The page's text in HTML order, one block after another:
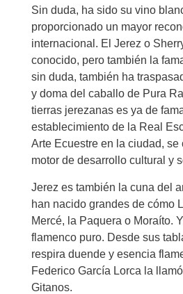
Sin duda, ha sido su vino
proporcionado un mayor
internacional. El Jerez o
conocido, pero también la
sin duda, también ha
y doma del caballo de Pura
tierras jerezanas es ya de
establecimiento de la Real
Arte Ecuestre en la ciudad, se
motor de desarrollo cultural y
Jerez es también la cuna del
han nacido grandes de cómo
Mercé, la Paquera o Moraíto.
flamenco puro. Desde sus
respira duende y esencia
Federico García Lorca la
Gitanos.